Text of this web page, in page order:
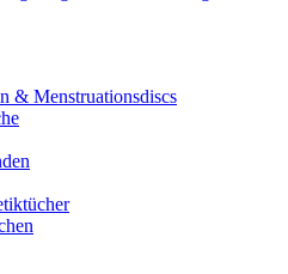
& Menstruationsdiscs